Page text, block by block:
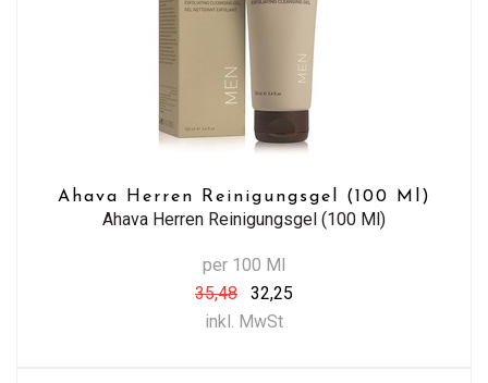
Ahava Herren Reinigungsgel (100 Ml)
Ahava Herren Reinigungsgel (100 Ml)
per 100 Ml
35,48
32,25
inkl. MwSt